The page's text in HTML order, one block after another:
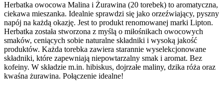
Herbatka owocowa Malina i Żurawina (20 torebek) to aromatyczna,
ciekawa mieszanka. Idealnie sprawdzi się jako orzeźwiający, pyszny
napój na każdą okazję. Jest to produkt renomowanej marki Lipton.
Herbatka została stworzona z myślą o miłośnikach owocowych
smaków, ceniących sobie naturalne składniki i wysoką jakość
produktów. Każda torebka zawiera starannie wyselekcjonowane
składniki, które zapewniają niepowtarzalny smak i aromat. Bez
kofeiny. W składzie m.in. hibiskus, dojrzałe maliny, dzika róża oraz
kwaśna żurawina. Połączenie idealne!